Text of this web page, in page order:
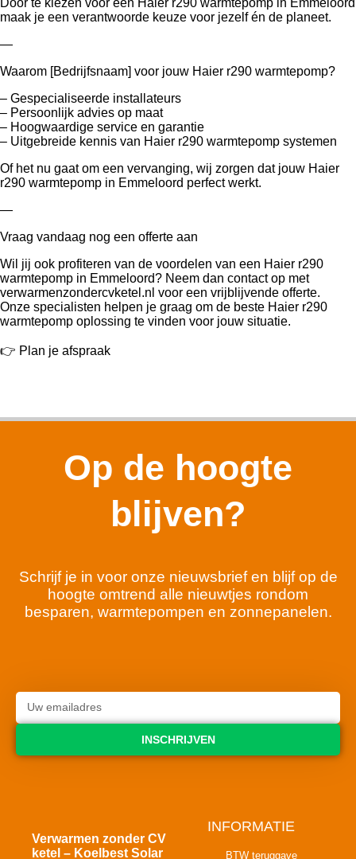
maak je een verantwoorde keuze voor jezelf én de planeet.
—
Waarom [Bedrijfsnaam] voor jouw Haier r290 warmtepomp?
– Gespecialiseerde installateurs
– Persoonlijk advies op maat
– Hoogwaardige service en garantie
– Uitgebreide kennis van Haier r290 warmtepomp systemen
Of het nu gaat om een vervanging, wij zorgen dat jouw Haier
r290 warmtepomp in Emmeloord perfect werkt.
—
Vraag vandaag nog een offerte aan
Wil jij ook profiteren van de voordelen van een Haier r290
warmtepomp in Emmeloord? Neem dan contact op met
verwarmenzondercvketel.nl voor een vrijblijvende offerte.
Onze specialisten helpen je graag om de beste Haier r290
warmtepomp oplossing te vinden voor jouw situatie.
👉 Plan je afspraak
Op de hoogte
blijven?
Schrijf je in voor onze nieuwsbrief en blijf op de
hoogte omtrend alle nieuwtjes rondom
besparen, warmtepompen en zonnepanelen.
INSCHRIJVEN
Verwarmen zonder CV
ketel – Koelbest Solar
INFORMATIE
BTW teruggave